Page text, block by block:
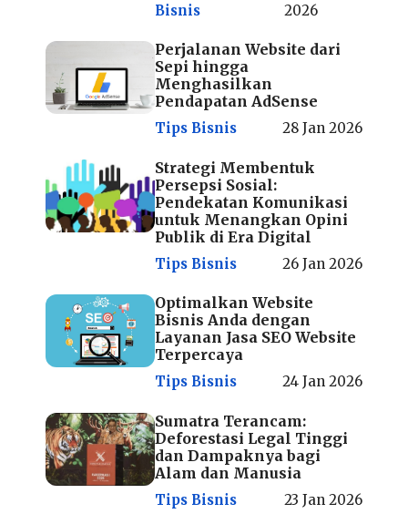
Bisnis
2026
Perjalanan Website dari
Sepi hingga
Menghasilkan
Pendapatan AdSense
Tips Bisnis 28 Jan 2026
Strategi Membentuk
Persepsi Sosial:
Pendekatan Komunikasi
untuk Menangkan Opini
Publik di Era Digital
Tips Bisnis 26 Jan 2026
Optimalkan Website
Bisnis Anda dengan
Layanan Jasa SEO Website
Terpercaya
Tips Bisnis 24 Jan 2026
Sumatra Terancam:
Deforestasi Legal Tinggi
dan Dampaknya bagi
Alam dan Manusia
Tips Bisnis 23 Jan 2026